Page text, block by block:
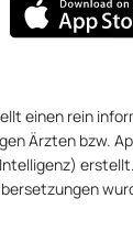
einen rein
Ärzten bzw.